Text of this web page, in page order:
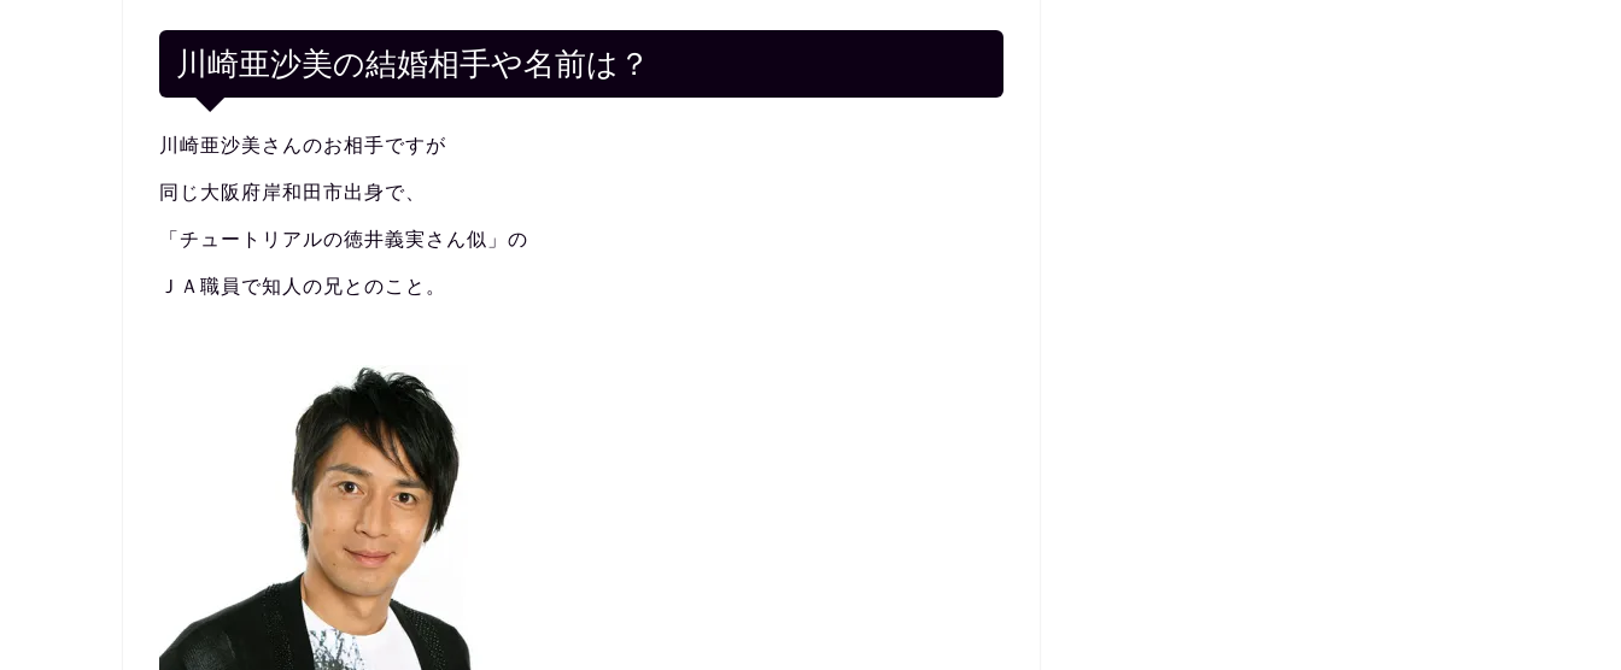
川崎亜沙美の結婚相手や名前は？
川崎亜沙美さんのお相手ですが
同じ大阪府岸和田市出身で、
「チュートリアルの徳井義実さん似」の
ＪＡ職員で知人の兄とのこと。